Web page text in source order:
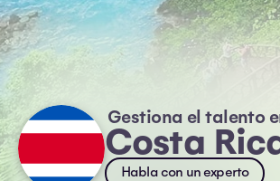
Gestiona el talento
Costa
Habla con un experto